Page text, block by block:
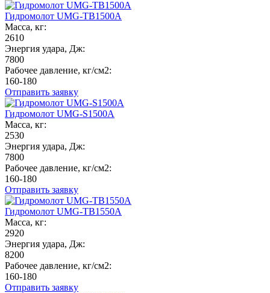
Гидромолот UMG-TB1500A
Масса, кг:
2610
Энергия удара, Дж:
7800
Рабочее давление, кг/см2:
160-180
Отправить заявку
Гидромолот UMG-S1500A
Масса, кг:
2530
Энергия удара, Дж:
7800
Рабочее давление, кг/см2:
160-180
Отправить заявку
Гидромолот UMG-TB1550A
Масса, кг:
2920
Энергия удара, Дж:
8200
Рабочее давление, кг/см2:
160-180
Отправить заявку